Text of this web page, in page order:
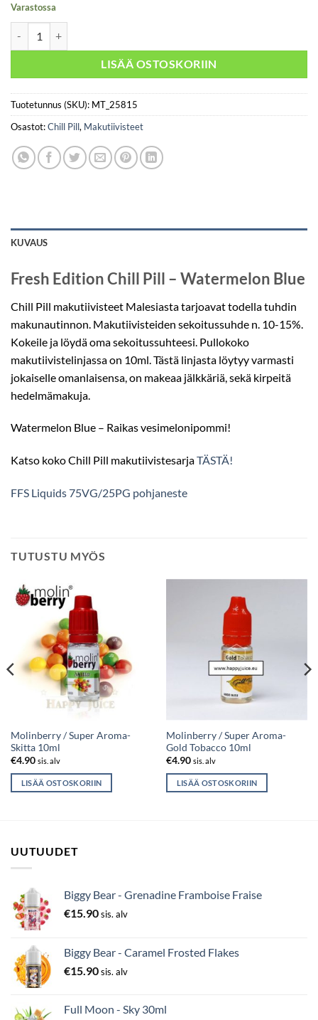
Varastossa
LISÄÄ OSTOSKORIIN
Tuotetunnus (SKU): MT_25815
Osastot:Chill Pill, Makutiivisteet
KUVAUS
Fresh Edition Chill Pill – Watermelon Blue
Chill Pill makutiivisteet Malesiasta tarjoavat todella tuhdin
makunautinnon. Makutiivisteiden sekoitussuhde n. 10-15%.
Kokeile ja löydä oma sekoitussuhteesi. Pullokoko
makutiivistelinjassa on 10ml. Tästä linjasta löytyy varmasti
jokaiselle omanlaisensa, on makeaa jälkkäriä, sekä kirpeitä
hedelmämakuja.
Watermelon Blue – Raikas vesimelonipommi!
Katso koko Chill Pill makutiivistesarjaTÄSTÄ!
FFS Liquids 75VG/25PG pohjaneste
TUTUSTU MYÖS
Molinberry / Super Aroma-
Skitta 10ml
€4.90 sis. alv
LISÄÄ OSTOSKORIIN
Molinberry / Super Aroma-
Gold Tobacco 10ml
€4.90 sis. alv
LISÄÄ OSTOSKORIIN
UUTUUDET
Biggy Bear - Grenadine Framboise Fraise
€15.90sis. alv
Biggy Bear - Caramel Frosted Flakes
€15.90sis. alv
Full Moon - Sky 30ml